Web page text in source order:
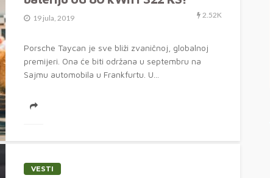
19 jula, 2019 2.52K
Porsche Taycan je sve bliži zvaničnoj, globalnoj
premijeri. Ona će biti održana u septembru na
Sajmu automobila u Frankfurtu. U...
VESTI